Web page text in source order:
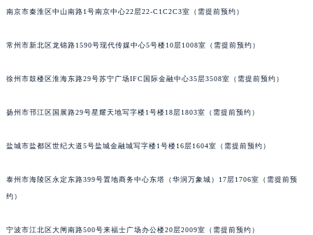
南京市秦淮区中山南路1号南京中心22层22-C1C2C3室（需提前预约）
常州市新北区龙锦路1590号现代传媒中心5号楼10层1008室（需提前预约）
徐州市鼓楼区淮海东路29号苏宁广场IFC国际金融中心35层3508室（需提前预约）
扬州市邗江区国展路29号星耀天地写字楼1号楼18层1803室（需提前预约）
盐城市盐都区世纪大道5号盐城金融城写字楼1号楼16层1604室（需提前预约）
泰州市海陵区永定东路399号置地商务中心东塔（华润万象城）17层1706室（需提前预
约）
宁波市江北区大闸南路500号来福士广场办公楼20层2009室（需提前预约）